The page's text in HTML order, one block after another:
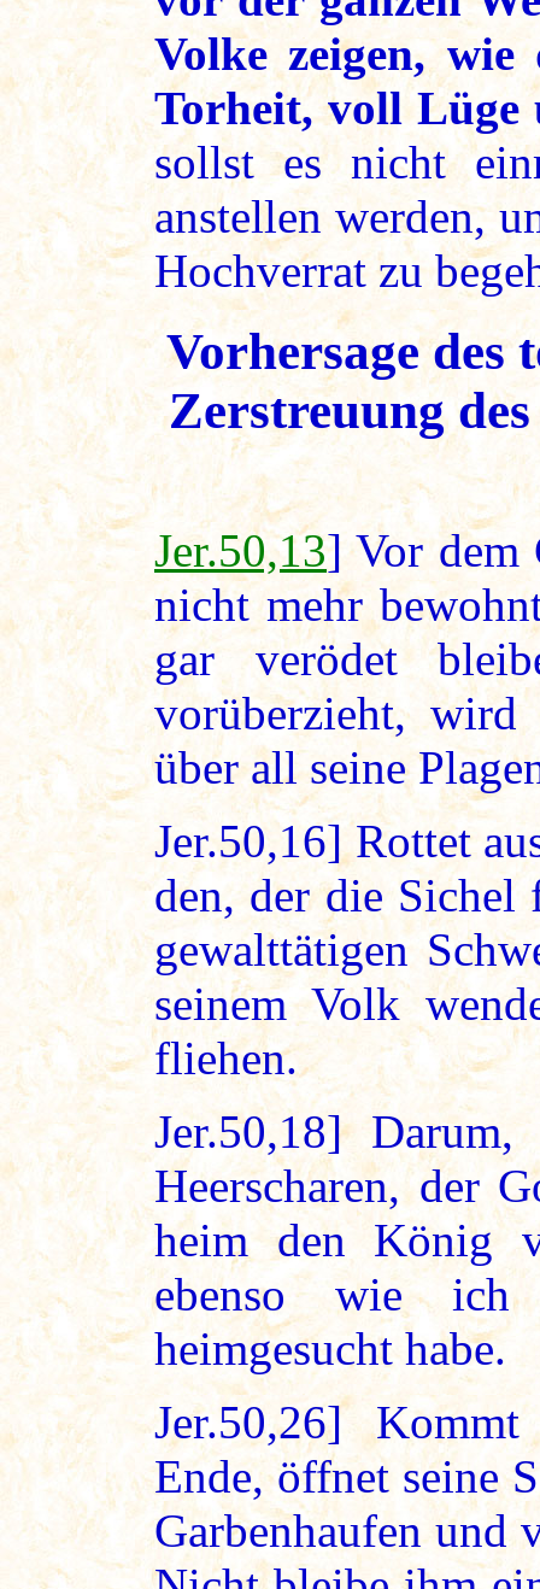
Volke zeigen,
Torheit, voll Lüge
sollst es nicht
anstellen werden,
Hochverrat zu
Vorhersage des
Zerstreuung
Jer.50,13] Vor dem
nicht mehr
gar verödet
vorüberzieht, wird
über all seine
Jer.50,16] Rottet
den, der die Sichel
gewalttätigen
seinem Volk
fliehen.
Jer.50,18]
Heerscharen, der
heim den König
ebenso wie
heimgesucht habe.
Jer.50,26]
Ende, öffnet seine
Garbenhaufen und